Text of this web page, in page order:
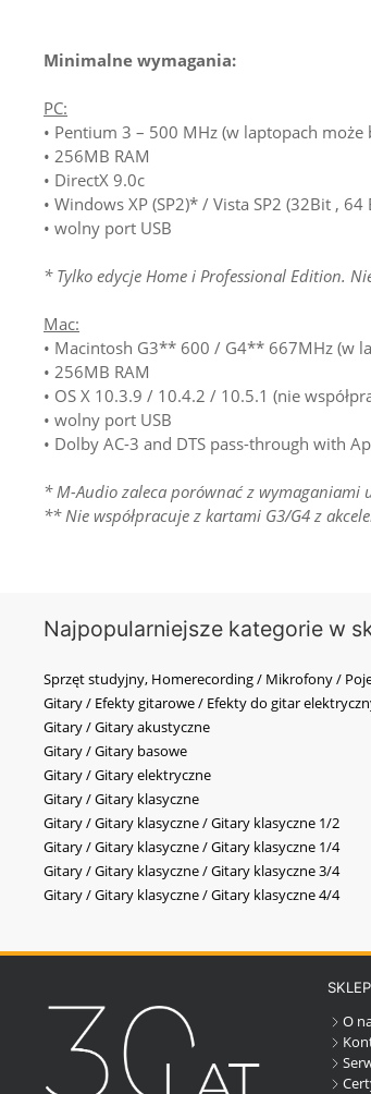
Minimalne wymagania:
PC:
• Pentium 3 – 500 MHz (w laptopach
• 256MB RAM
• DirectX 9.0c
• Windows XP (SP2)* / Vista SP2 (32Bit ,
• wolny port USB
* Tylko edycje Home i Professional Edition.
Mac:
• Macintosh G3** 600 / G4** 667MHz (w
• 256MB RAM
• OS X 10.3.9 / 10.4.2 / 10.5.1 (nie
• wolny port USB
• Dolby AC-3 and DTS pass-through with
* M-Audio zaleca porównać z wymaganiami
** Nie współpracuje z kartami G3/G4 z
Najpopularniejsze kategorie w
Sprzęt studyjny, Homerecording / Mikrofony /
Gitary / Efekty gitarowe / Efekty do gitar
Gitary / Gitary akustyczne
Gitary / Gitary basowe
Gitary / Gitary elektryczne
Gitary / Gitary klasyczne
Gitary / Gitary klasyczne / Gitary klasyczne 1/2
Gitary / Gitary klasyczne / Gitary klasyczne 1/4
Gitary / Gitary klasyczne / Gitary klasyczne 3/4
Gitary / Gitary klasyczne / Gitary klasyczne 4/4
O